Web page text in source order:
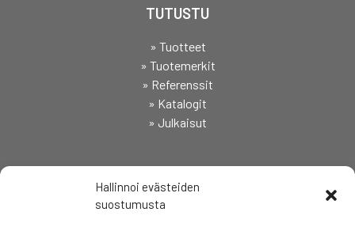
Hallinnoi evästeiden
suostumusta
TUTUSTU
» Tuotteet
» Tuotemerkit
» Referenssit
» Katalogit
» Julkaisut
SEURAA